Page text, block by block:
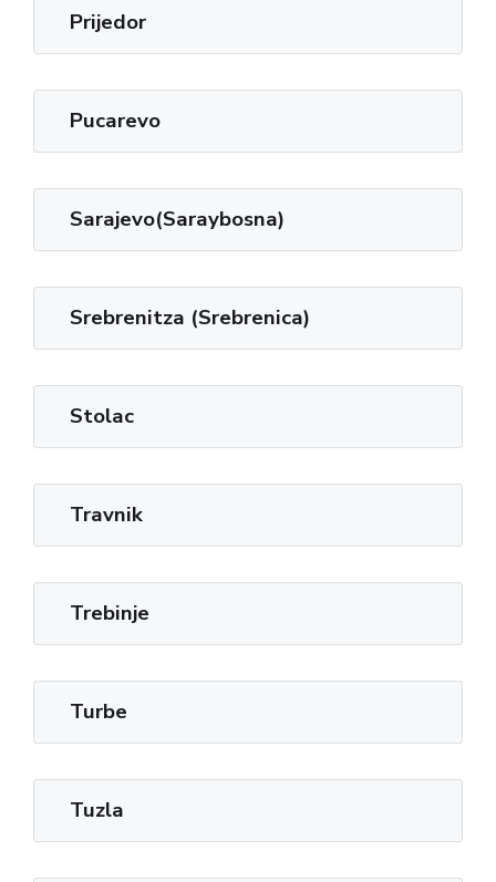
Prijedor
Pucarevo
Sarajevo(Saraybosna)
Srebrenitza (Srebrenica)
Stolac
Travnik
Trebinje
Turbe
Tuzla